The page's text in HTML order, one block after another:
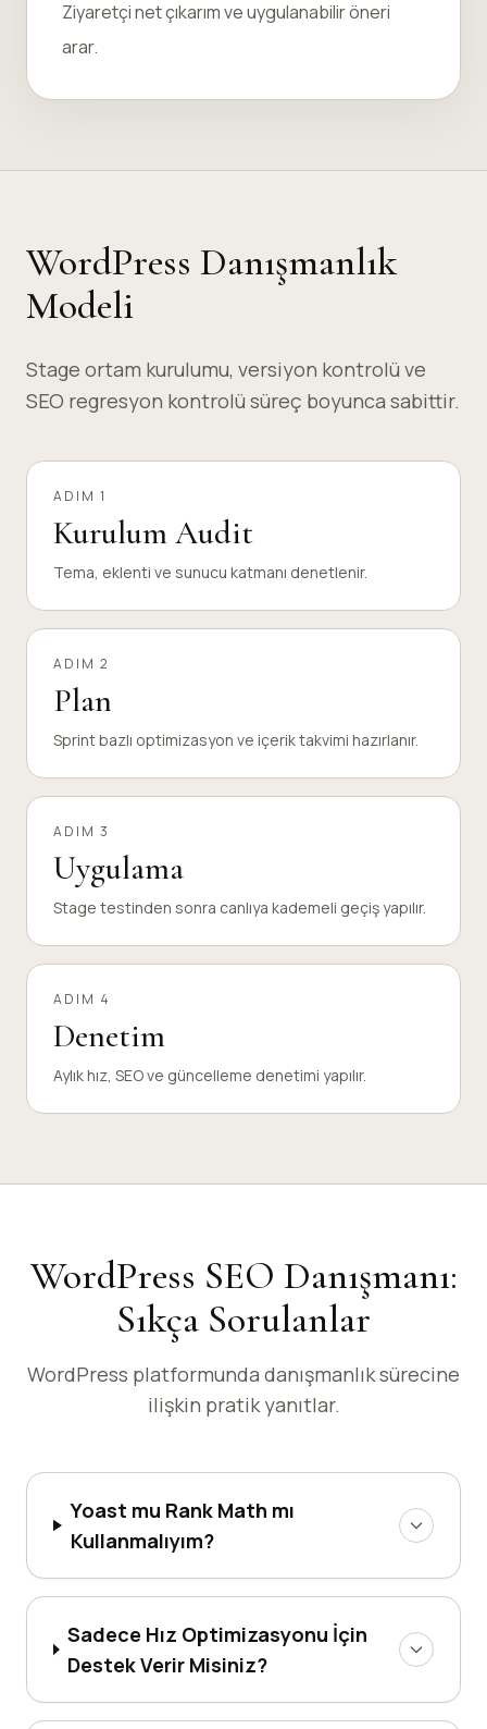
Ziyaretçi net çıkarım ve uygulanabilir öneri
arar.
WordPress Danışmanlık
Modeli
Stage ortam kurulumu, versiyon kontrolü ve
SEO regresyon kontrolü süreç boyunca sabittir.
ADIM 1
Kurulum Audit
Tema, eklenti ve sunucu katmanı denetlenir.
ADIM 2
Plan
Sprint bazlı optimizasyon ve içerik takvimi hazırlanır.
ADIM 3
Uygulama
Stage testinden sonra canlıya kademeli geçiş yapılır.
ADIM 4
Denetim
Aylık hız, SEO ve güncelleme denetimi yapılır.
WordPress SEO Danışmanı:
Sıkça Sorulanlar
WordPress platformunda danışmanlık sürecine
ilişkin pratik yanıtlar.
Yoast mu Rank Math mı
Kullanmalıyım?
Sadece Hız Optimizasyonu İçin
Destek Verir Misiniz?